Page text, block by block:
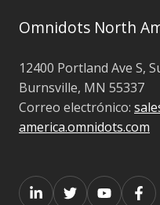
Omnidots North
12400 Portland Ave S,
Burnsville, MN 55337
Correo electrónico:
america.omnidots.com